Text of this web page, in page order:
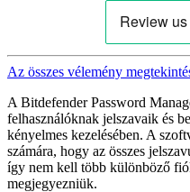
Az összes vélemény
A Bitdefender Password
felhasználóknak jelszavaik és
kényelmes kezelésében. A
számára, hogy az összes
így nem kell több különböző
megjegyezniük.